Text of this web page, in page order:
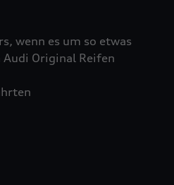
wenn es um so etwas
Original Reifen